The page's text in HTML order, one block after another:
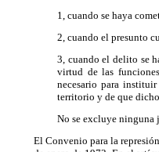
1, cuando se haya
2, cuando el presunto
3, cuando el delito se
virtud de las
necesario para
territorio y de que
No se excluye
El Convenio para la